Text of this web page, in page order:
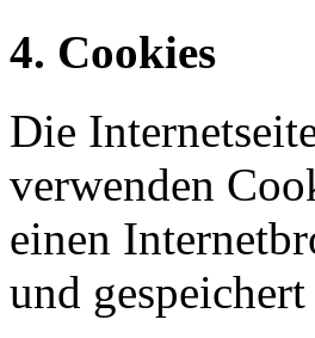
4. Cookies
Die
verwenden
einen
und